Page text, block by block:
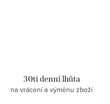
30ti denní lhůta
na vrácení a výměnu zboží